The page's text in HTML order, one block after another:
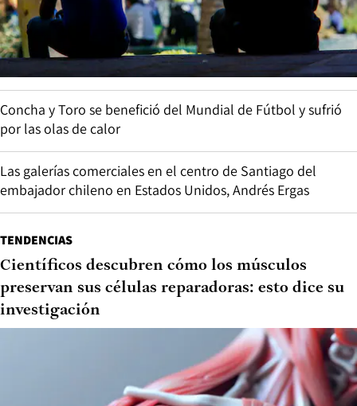
Concha y Toro se benefició del Mundial de Fútbol y sufrió
por las olas de calor
Las galerías comerciales en el centro de Santiago del
embajador chileno en Estados Unidos, Andrés Ergas
TENDENCIAS
Científicos descubren cómo los músculos
preservan sus células reparadoras: esto dice su
investigación